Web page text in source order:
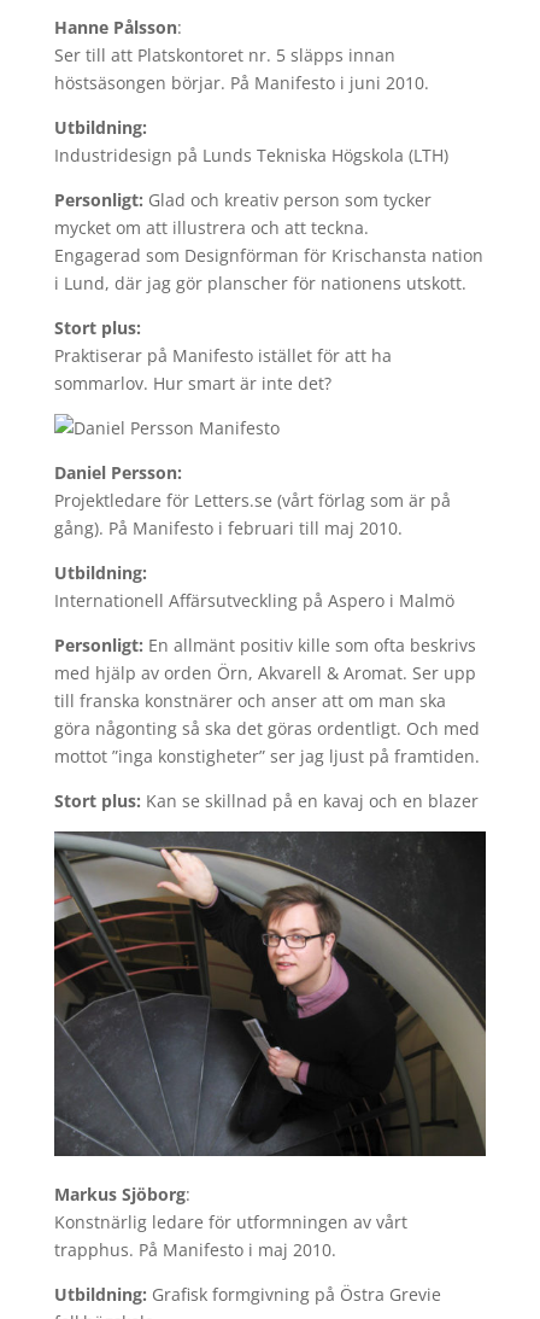
Hanne Pålsson:
Ser till att Platskontoret nr. 5 släpps innan
höstsäsongen börjar. På Manifesto i juni 2010.
Utbildning:
Industridesign på Lunds Tekniska Högskola (LTH)
Personligt: Glad och kreativ person som tycker
mycket om att illustrera och att teckna.
Engagerad som Designförman för Krischansta nation
i Lund, där jag gör planscher för nationens utskott.
Stort plus:
Praktiserar på Manifesto istället för att ha
sommarlov. Hur smart är inte det?
Daniel Persson:
Projektledare för Letters.se (vårt förlag som är på
gång). På Manifesto i februari till maj 2010.
Utbildning:
Internationell Affärsutveckling på Aspero i Malmö
Personligt: En allmänt positiv kille som ofta beskrivs
med hjälp av orden Örn, Akvarell & Aromat. Ser upp
till franska konstnärer och anser att om man ska
göra någonting så ska det göras ordentligt. Och med
mottot ”inga konstigheter” ser jag ljust på framtiden.
Stort plus: Kan se skillnad på en kavaj och en blazer
Markus Sjöborg:
Konstnärlig ledare för utformningen av vårt
trapphus. På Manifesto i maj 2010.
Utbildning: Grafisk formgivning på Östra Grevie